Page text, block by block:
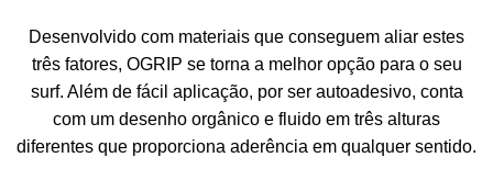
Desenvolvido com materiais que conseguem aliar estes
três fatores, OGRIP se torna a melhor opção para o seu
surf. Além de fácil aplicação, por ser autoadesivo, conta
com um desenho orgânico e fluido em três alturas
diferentes que proporciona aderência em qualquer sentido.